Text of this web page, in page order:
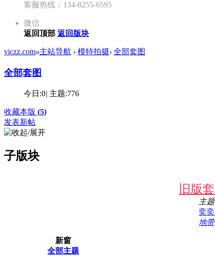
客服热线：134-8255-6595
微信
返回顶部 返回版块
viczz.com»主站导航 › 模特拍摄› 全部套图
全部套图
今日:0| 主题:776
收藏本版 (5)
发表新帖
子版块
旧版
主
奕
地带
新窗
全部主题